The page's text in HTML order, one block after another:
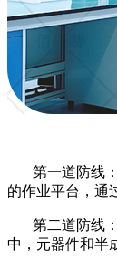
第一道防线
的作业平台，通
第二道防线
中，元器件和半